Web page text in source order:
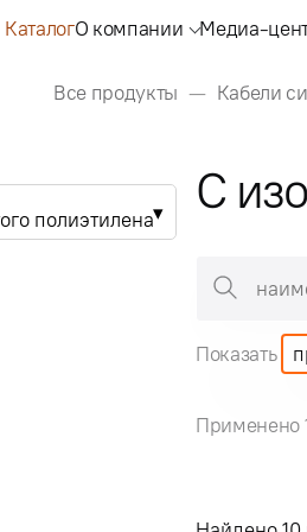
КаталогО компании Медиа-
Все продукты Кабели
полиэтилена С
Показать
Применено